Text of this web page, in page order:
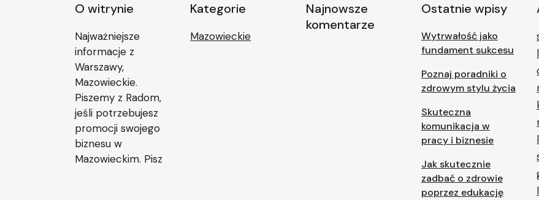
O witrynie
Najważniejsze
informacje z
Warszawy,
Mazowieckie.
Piszemy z Radom,
jeśli potrzebujesz
promocji swojego
biznesu w
Mazowieckim. Pisz
Kategorie
Mazowieckie
Najnowsze
komentarze
Ostatnie wpisy
Wytrwałość jako
fundament sukcesu
Poznaj poradniki o
zdrowym stylu życia
Skuteczna
komunikacja w
pracy i biznesie
Jak skutecznie
zadbać o zdrowie
poprzez edukację